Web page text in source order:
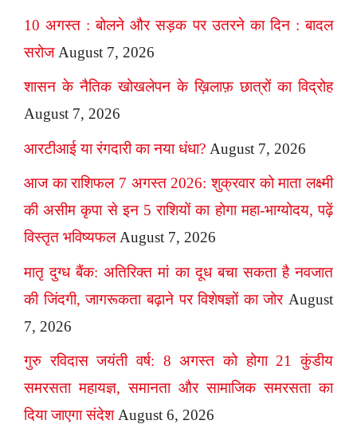
10 अगस्त : बोलने और सड़क पर उतरने का दिन : बादल
सरोज August 7, 2026
शासन के नैतिक खोखलेपन के ख़िलाफ़ छात्रों का विद्रोह
August 7, 2026
आरटीआई या रंगदारी का नया धंधा? August 7, 2026
आज का राशिफल 7 अगस्त 2026: शुक्रवार को माता लक्ष्मी
की असीम कृपा से इन 5 राशियों का होगा महा-भाग्योदय, पढ़ें
विस्तृत भविष्यफल August 7, 2026
मातृ दुग्ध बैंक: अतिरिक्त मां का दूध बचा सकता है नवजात
की जिंदगी, जागरूकता बढ़ाने पर विशेषज्ञों का जोर August
7, 2026
गुरु रविदास जयंती वर्ष: 8 अगस्त को होगा 21 कुंडीय
समरसता महायज्ञ, समानता और सामाजिक समरसता का
दिया जाएगा संदेश August 6, 2026